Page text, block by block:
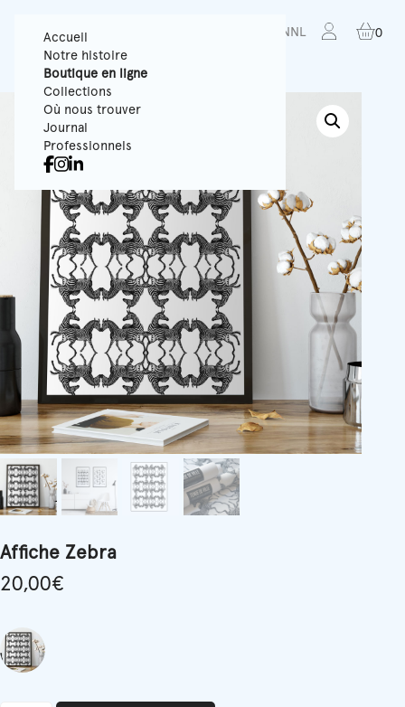
Accueil
Notre histoire
Boutique en ligne
Collections
Où nous trouver
Journal
Professionnels
EN NL 0
Affiche Zebra
20,00€